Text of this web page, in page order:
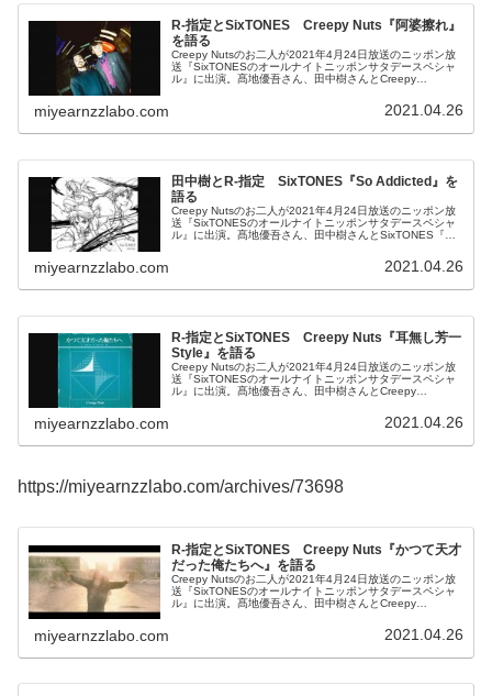
R-指定とSixTONES Creepy Nuts『阿婆擦れ』
を語る
Creepy Nutsのお二人が2021年4月24日放送のニッポン放
送『SixTONESのオールナイトニッポンサタデースペシャ
ル』に出演。髙地優吾さん、田中樹さんとCreepy
miyearnzzlabo.com 2021.04.26
田中樹とR-指定 SixTONES『So Addicted』を
語る
Creepy Nutsのお二人が2021年4月24日放送のニッポン放
送『SixTONESのオールナイトニッポンサタデースペシャ
ル』に出演。髙地優吾さん、田中樹さんとSixTONES『So
miyearnzzlabo.com 2021.04.26
R-指定とSixTONES Creepy Nuts『耳無し芳一
Style』を語る
Creepy Nutsのお二人が2021年4月24日放送のニッポン放
送『SixTONESのオールナイトニッポンサタデースペシャ
ル』に出演。髙地優吾さん、田中樹さんとCreepy
miyearnzzlabo.com 2021.04.26
https://miyearnzzlabo.com/archives/73698
R-指定とSixTONES Creepy Nuts『かつて天才
だった俺たちへ』を語る
Creepy Nutsのお二人が2021年4月24日放送のニッポン放
送『SixTONESのオールナイトニッポンサタデースペシャ
ル』に出演。髙地優吾さん、田中樹さんとCreepy
miyearnzzlabo.com 2021.04.26